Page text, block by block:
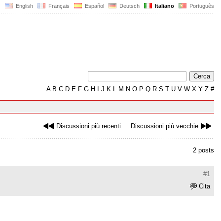
English Français Español Deutsch Italiano Português
AB C D E F G H J K L M N O P Q R S T U V W X Y Z #
Discussioni più recenti Discussioni più vecchie
2 posts
#1
Cita